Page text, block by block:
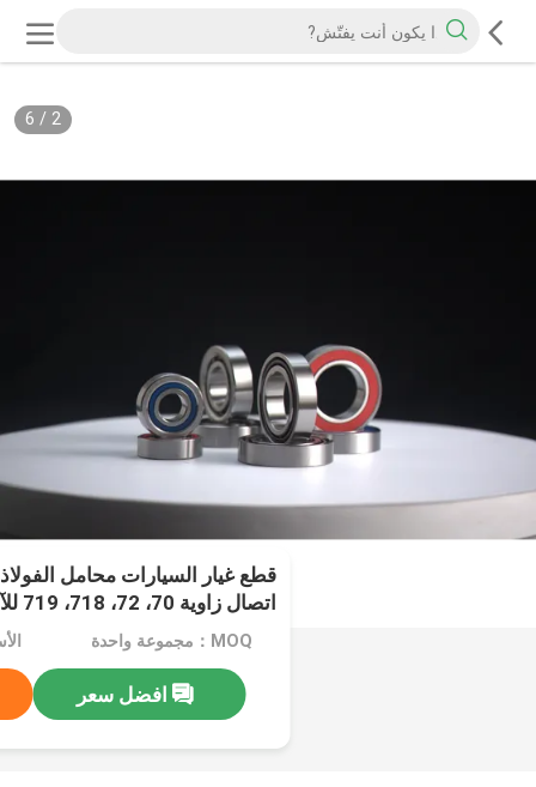
2
/
6
قطع غيار السيارات محامل
اتصال زاوية 70، 72، 718، 719 للآلات الأدوات Sp
MOQ：مجموعة واحدة
افضل سعر